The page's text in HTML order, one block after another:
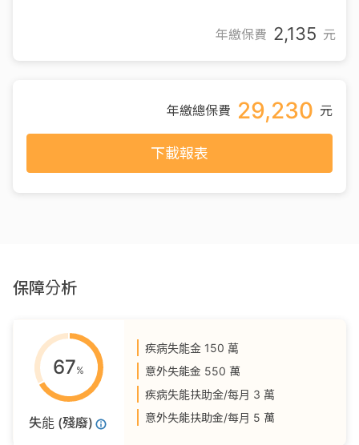
年繳保費 2,135 元
年繳總保費 29,230 元
下載報表
保障分析
67%
失能 (殘廢)
疾病失能金 150 萬
意外失能金 550 萬
疾病失能扶助金/每月 3 萬
意外失能扶助金/每月 5 萬